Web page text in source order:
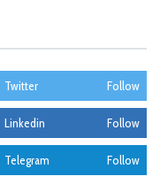
Twitter Follow
Linkedin Follow
Telegram Follow